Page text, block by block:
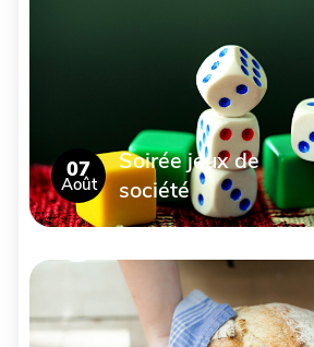
07
Août
Soirée jeux de
société